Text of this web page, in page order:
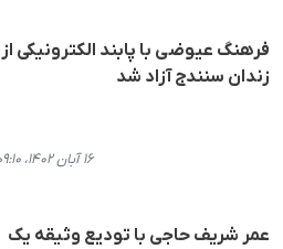
فرهنگ عیوضی با پابند الکترونیکی از
زندان سنندج آزاد شد
۱۶ آبان ۱۴۰۲، ۰۹:۱۰
عمر شریف حاجی با تودیع وثیقه یک